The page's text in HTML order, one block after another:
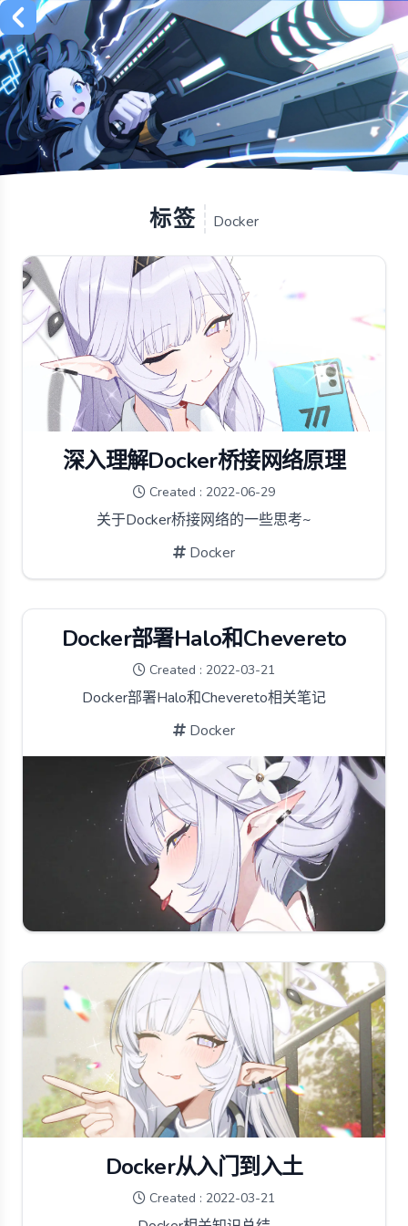
标签 Docker
深入理解Docker桥接网络原理
Created : 2022-06-29
关于Docker桥接网络的一些思考~
Docker
Docker部署Halo和Chevereto
Created : 2022-03-21
Docker部署Halo和Chevereto相关笔记
Docker
Docker从入门到入土
Created : 2022-03-21